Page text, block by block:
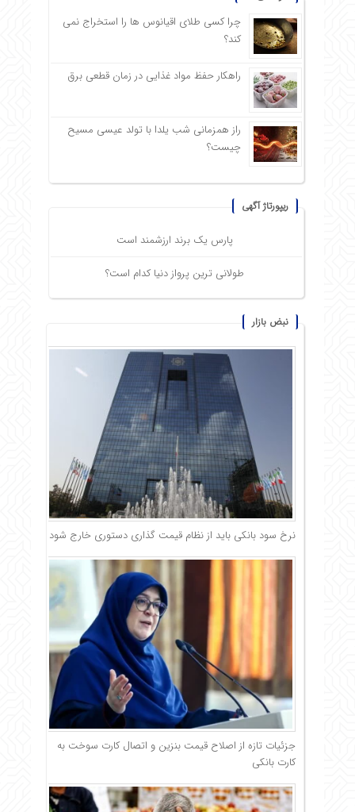
چرا کسی طلای اقیانوس ها را استخراج نمی
کند؟
راهکار حفظ مواد غذایی در زمان قطعی برق
راز همزمانی شب یلدا با تولد عیسی مسیح
چیست؟
ریپورتاژ آگهی
پارس یک برند ارزشمند است
طولانی ترین پرواز دنیا کدام است؟
نبض بازار
نرخ سود بانکی باید از نظام قیمت گذاری دستوری خارج شود
جزئیات تازه از اصلاح قیمت بنزین و اتصال کارت سوخت به
کارت بانکی